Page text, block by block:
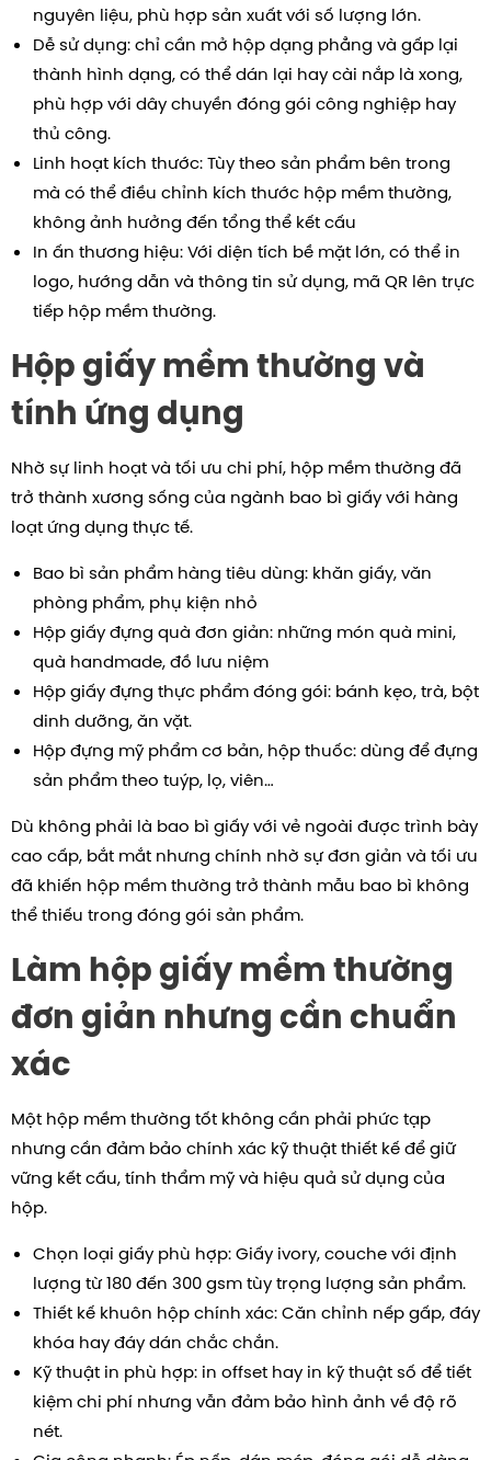
nguyên liệu, phù hợp sản xuất với số lượng lớn.
Dễ sử dụng: chỉ cần mở hộp dạng phẳng và gấp lại
thành hình dạng, có thể dán lại hay cài nắp là xong,
phù hợp với dây chuyền đóng gói công nghiệp hay
thủ công.
Linh hoạt kích thước: Tùy theo sản phẩm bên trong
mà có thể điều chỉnh kích thước hộp mềm thường,
không ảnh hưởng đến tổng thể kết cấu
In ấn thương hiệu: Với diện tích bề mặt lớn, có thể in
logo, hướng dẫn và thông tin sử dụng, mã QR lên trực
tiếp hộp mềm thường.
Hộp giấy mềm thường và
tính ứng dụng
Nhờ sự linh hoạt và tối ưu chi phí, hộp mềm thường đã
trở thành xương sống của ngành bao bì giấy với hàng
loạt ứng dụng thực tế.
Bao bì sản phẩm hàng tiêu dùng: khăn giấy, văn
phòng phẩm, phụ kiện nhỏ
Hộp giấy đựng quà đơn giản: những món quà mini,
quà handmade, đồ lưu niệm
Hộp giấy đựng thực phẩm đóng gói: bánh kẹo, trà, bột
dinh dưỡng, ăn vặt.
Hộp đựng mỹ phẩm cơ bản, hộp thuốc: dùng để đựng
sản phẩm theo tuýp, lọ, viên…
Dù không phải là bao bì giấy với vẻ ngoài được trình bày
cao cấp, bắt mắt nhưng chính nhờ sự đơn giản và tối ưu
đã khiến hộp mềm thường trở thành mẫu bao bì không
thể thiếu trong đóng gói sản phẩm.
Làm hộp giấy mềm thường
đơn giản nhưng cần chuẩn
xác
Một hộp mềm thường tốt không cần phải phức tạp
nhưng cần đảm bảo chính xác kỹ thuật thiết kế để giữ
vững kết cấu, tính thẩm mỹ và hiệu quả sử dụng của
hộp.
Chọn loại giấy phù hợp: Giấy ivory, couche với định
lượng từ 180 đến 300 gsm tùy trọng lượng sản phẩm.
Thiết kế khuôn hộp chính xác: Căn chỉnh nếp gấp, đáy
khóa hay đáy dán chắc chắn.
Kỹ thuật in phù hợp: in offset hay in kỹ thuật số để tiết
kiệm chi phí nhưng vẫn đảm bảo hình ảnh về độ rõ
nét.